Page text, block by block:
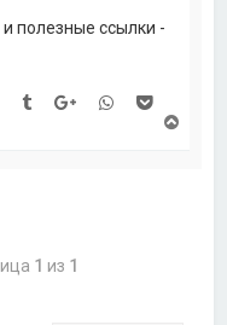
полезные ссылки -
1 из 1